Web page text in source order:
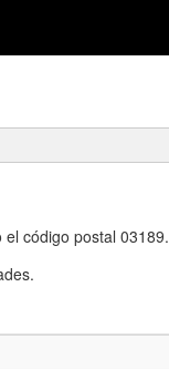
el código postal 03189.